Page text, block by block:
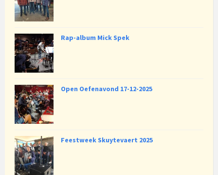
Rap-album Mick Spek
Open Oefenavond 17-12-2025
Feestweek Skuytevaert 2025